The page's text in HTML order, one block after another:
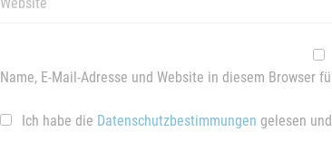
Name, E-Mail-Adresse und Website in diesem Browser
Ich habe die Datenschutzbestimmungen gelesen